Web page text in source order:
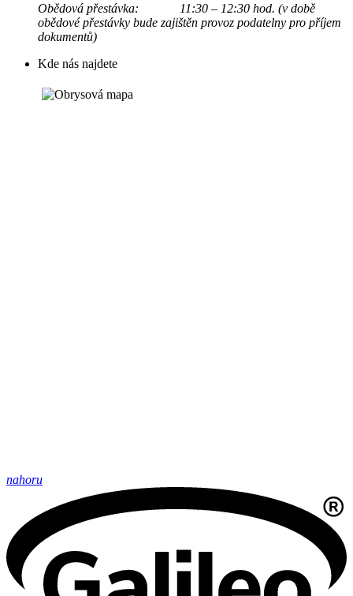
Obědová přestávka: 11:30 – 12:30 hod. (v době
obědové přestávky bude zajištěn provoz podatelny pro příjem
dokumentů)
Kde nás najdete
nahoru